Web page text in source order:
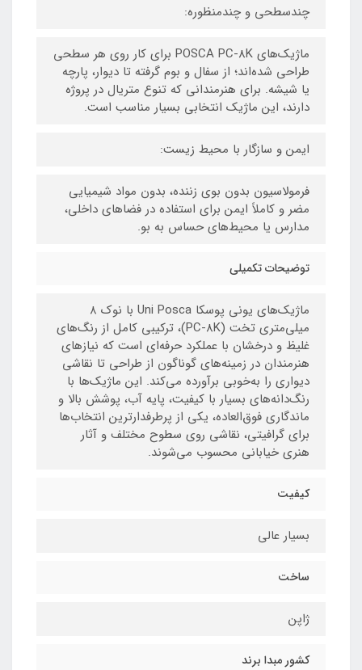
چندسطحی و چندمنظوره:
ماژیک‌های POSCA PC-8K برای کار روی هر سطحی
طراحی شده‌اند؛ از سفال و بوم گرفته تا دیوار، پارچه
یا شیشه. برای هنرمندانی که تنوع متریال در پروژه
دارند، این ماژیک انتخابی بسیار مناسب است.
ایمن و سازگار با محیط زیست:
فرمولاسیون بدون بوی زننده، بدون مواد شیمیایی
مضر و کاملاً ایمن برای استفاده در فضاهای داخلی،
مدارس یا محیط‌های حساس به بو.
توضیحات تکمیلی
ماژیک‌های یونی پوسکا Uni Posca با نوک ۸
میلی‌متری تخت (PC-8K)، ترکیبی کامل از رنگ‌های
غلیظ و درخشان با عملکرد حرفه‌ای است که نیازهای
هنرمندان در زمینه‌های گوناگون از طراحی تا نقاشی
دیواری را به‌خوبی برآورده می‌کند. این ماژیک‌ها با
رنگ‌دانه‌های بسیار با کیفیت، پایه آب، پوشش بالا و
ماندگاری فوق‌العاده، یکی از پرطرفدارترین انتخاب‌ها
برای گرافیتی، نقاشی روی سطوح مختلف و آثار
هنری خیابانی محسوب می‌شوند.
کیفیت
بسیار عالی
ساخت
ژاپن
کشور مبدا برند